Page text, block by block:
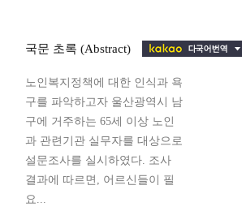
국문 초록 (Abstract)
노인복지정책에 대한 인식과 욕
구를 파악하고자 울산광역시 남
구에 거주하는 65세 이상 노인
과 관련기관 실무자를 대상으로
설문조사를 실시하였다. 조사
결과에 따르면, 어르신들이 필
요...